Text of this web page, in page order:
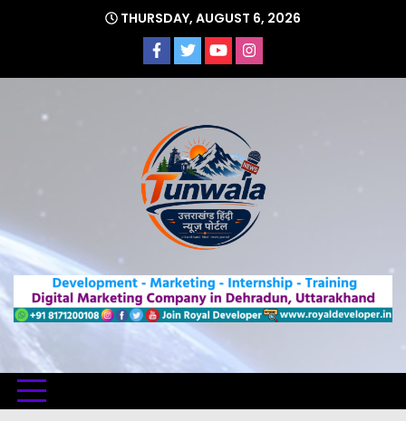
THURSDAY, AUGUST 6, 2026
Uttarakhand Hindi News Portal